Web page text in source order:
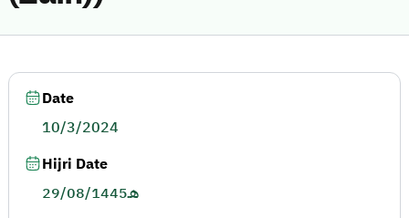
Date
10/3/2024
Hijri Date
29/08/1445هـ